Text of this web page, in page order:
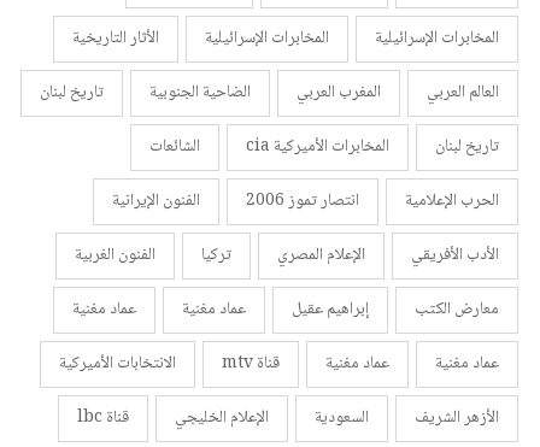
المخابرات الإسرائيلية
المخابرات الإسرائيلية
الأثار التاريخية
العالم العربي
المغرب العربي الضاحية الجنوبية
تاريخ لبنان
تاريخ لبنان
المخابرات الأميركية cia
الشائعات
الحرب الإعلامية
انتصار تموز 2006
الفنون الإيرانية
الأدب الأفريقي
الإعلام المصري تركيا
الفنون الغربية
معارض الكتب
إبراهيم عقيل عماد مغنية
عماد مغنية
عماد مغنية
عماد مغنية قناة mtv
الانتخابات الأميركية
الأزهر الشريف
السعودية الإعلام الخليجي
قناة lbc